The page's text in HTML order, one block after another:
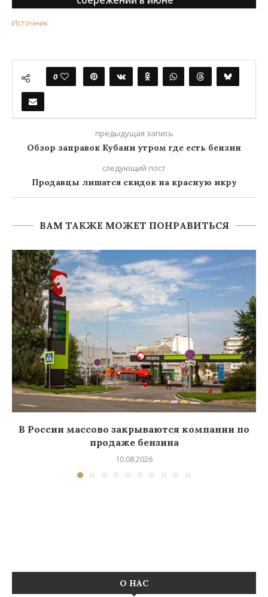
Источник
0
предыдущая запись
Обзор заправок Кубани утром где есть бензин
следующий пост
Продавцы лишатся скидок на красную икру
ВАМ ТАКЖЕ МОЖЕТ ПОНРАВИТЬСЯ
В России массово закрываются компании по
продаже бензина
10.08.2026
О НАС